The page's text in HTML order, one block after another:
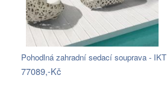
Pohodlná zahradní sedací souprava - IKT
77089,-Kč